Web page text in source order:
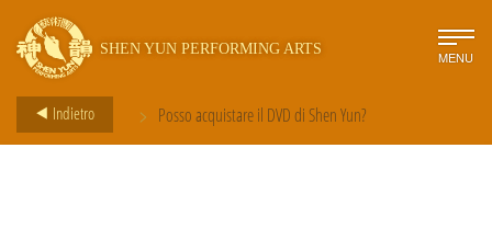
SHEN YUN PERFORMING ARTS MENU
Indietro > Posso acquistare il DVD di Shen Yun?